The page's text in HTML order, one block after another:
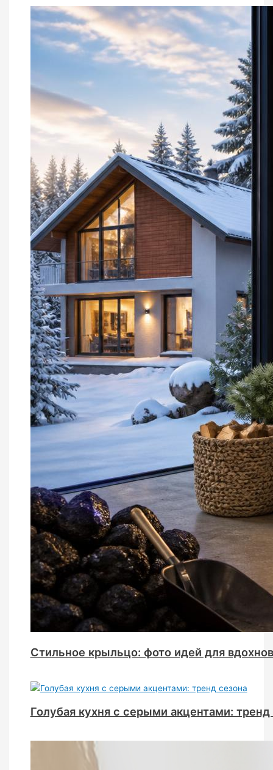
Стильное крыльцо: фото идей для
Голубая кухня с серыми акцентами: тренд